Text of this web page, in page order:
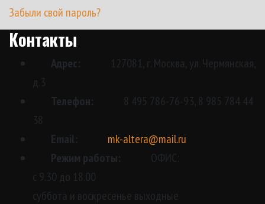
Забыли свой пароль?
Контакты
Адрес:
127081, г. Москва, ул. Чермянская,
д.3
Телефон:
8 495 786-76-93, 8 985 784 44
38
Email:
mk-altera@mail.ru
Режим работы:
ОФИС:
с 9.30 до 18.00
суббота и воскресенье выходные